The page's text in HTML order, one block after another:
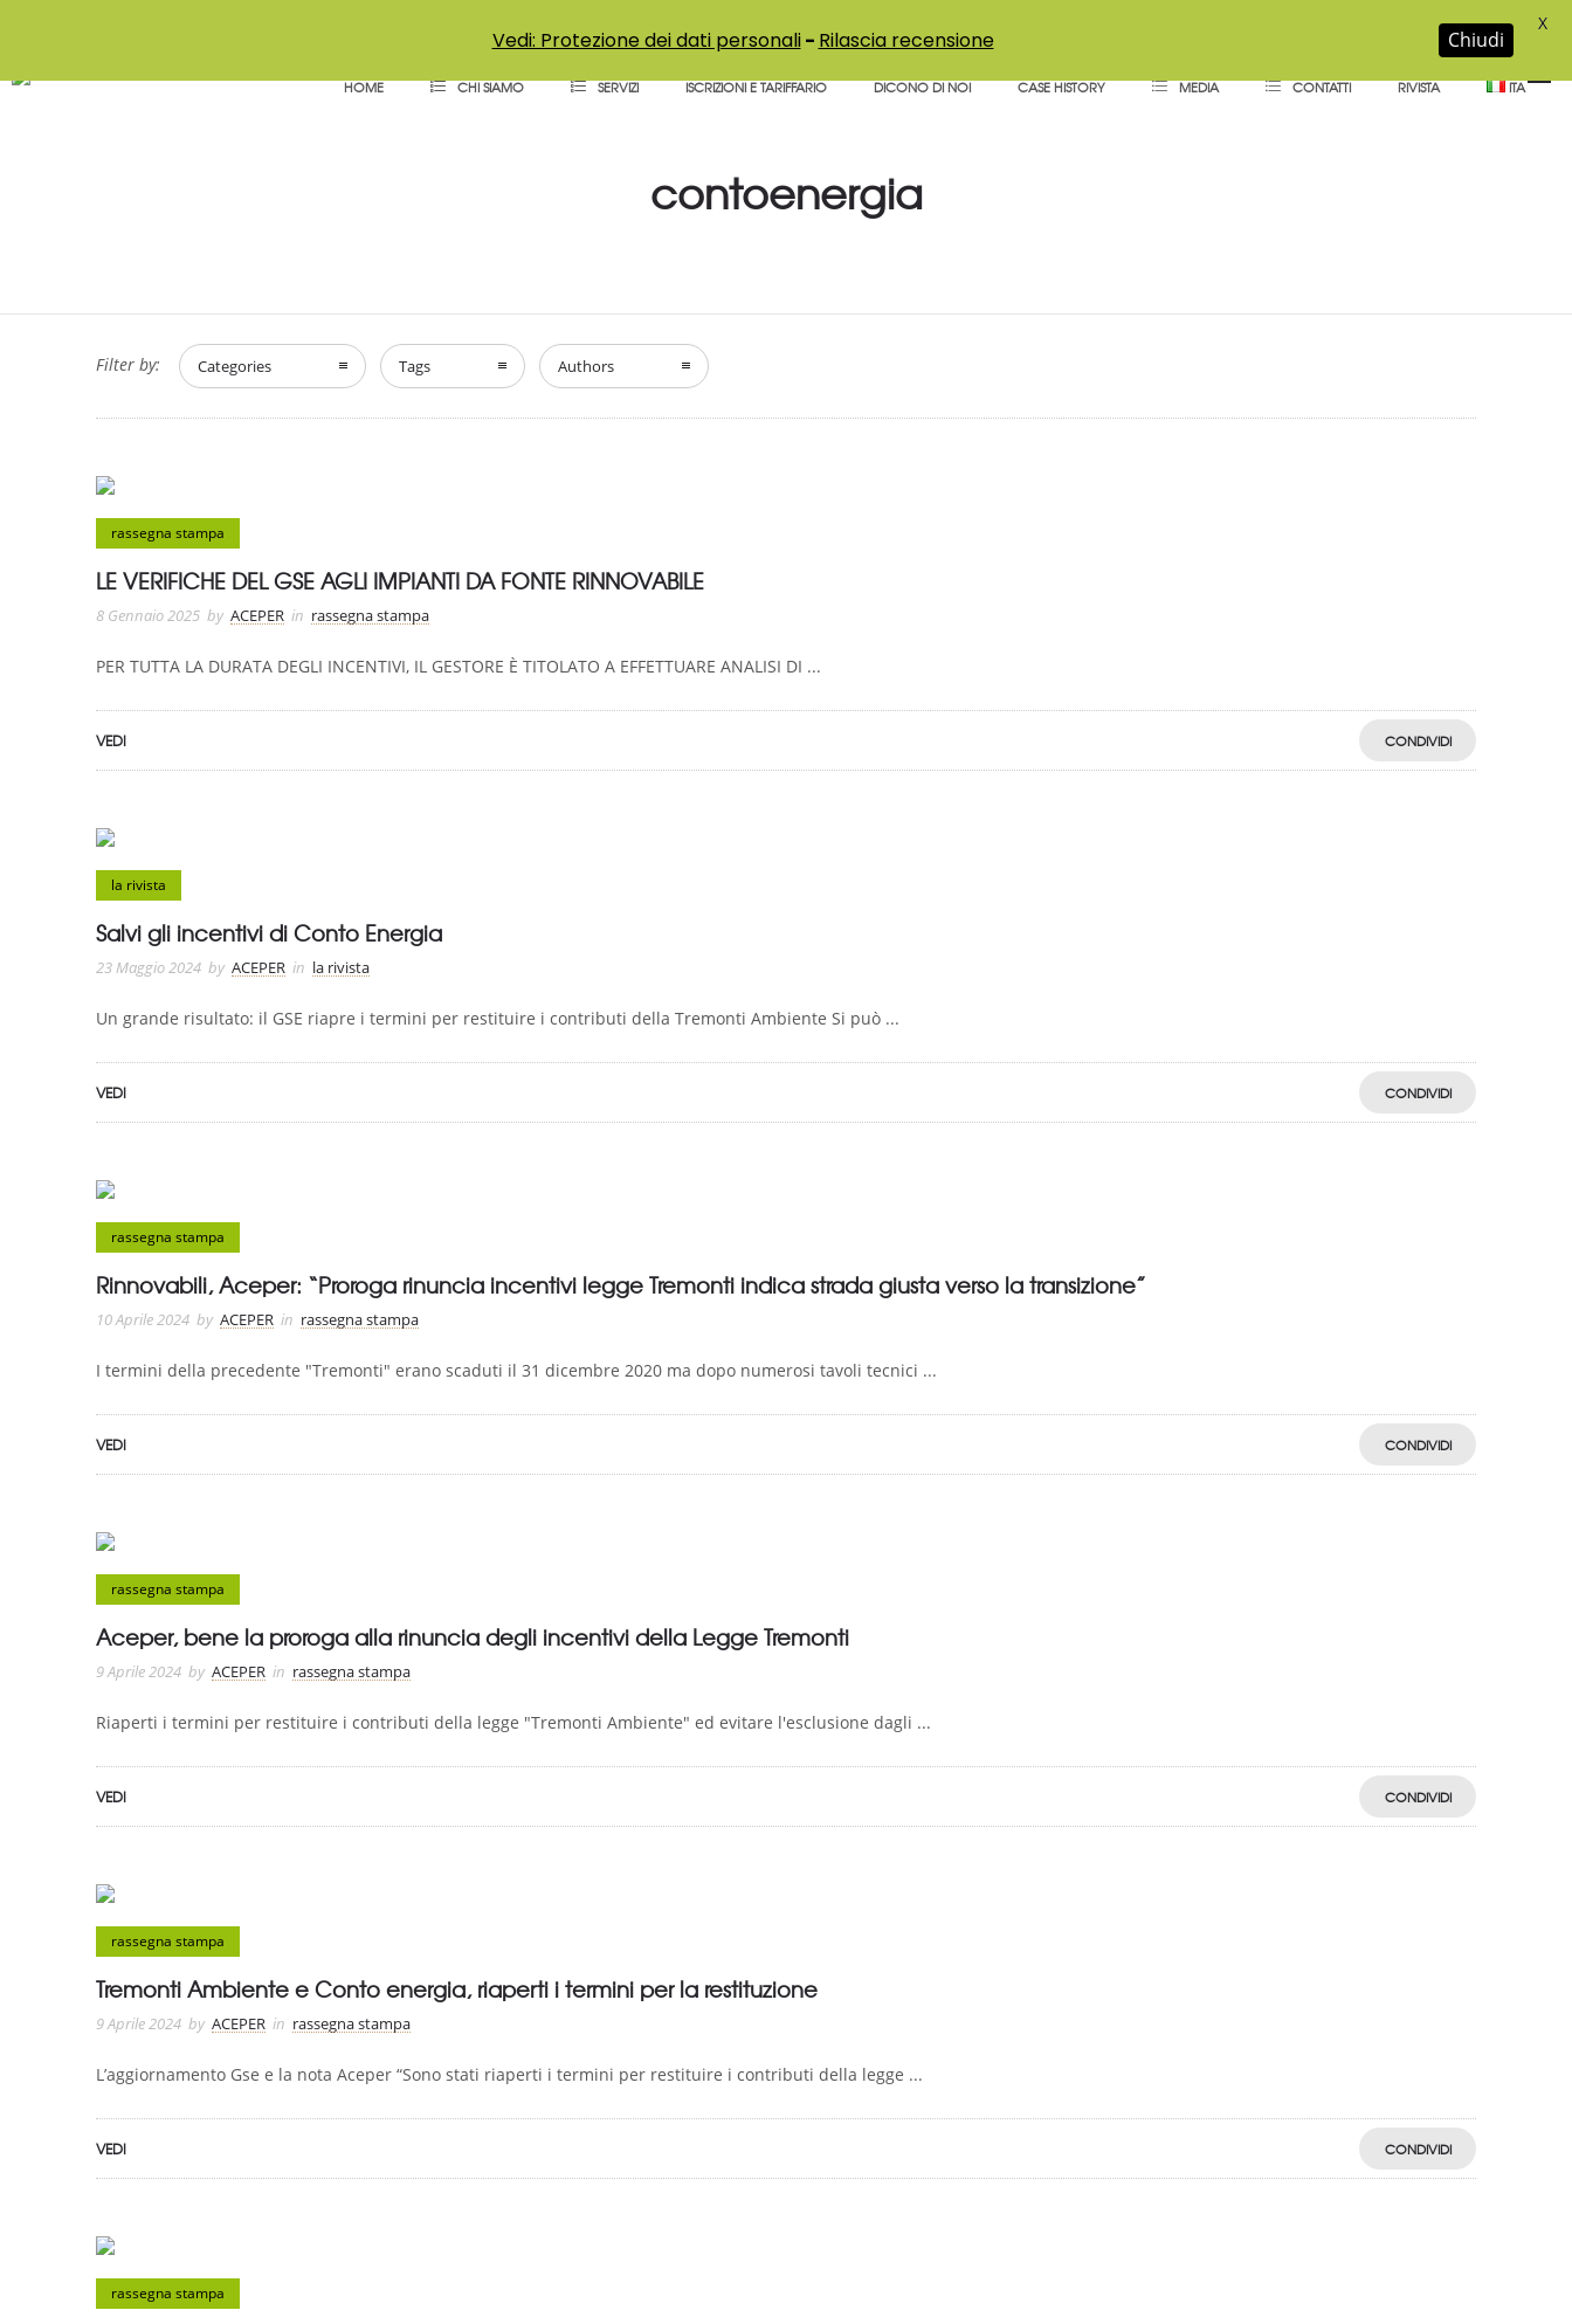
HOME CHI SIAMO SERVIZI ISCRIZIONI E TARIFFARIO DICONO DI NOI CASE HISTORY MEDIA CONTATTI RIVISTA ITA
contoenergia
Filter by: Categories Tags Authors
rassegna stampa
LE VERIFICHE DEL GSE AGLI IMPIANTI DA FONTE RINNOVABILE
8 Gennaio 2025 by ACEPER in rassegna stampa
PER TUTTA LA DURATA DEGLI INCENTIVI, IL GESTORE È TITOLATO A EFFETTUARE ANALISI DI ...
VEDI CONDIVIDI
la rivista
Salvi gli incentivi di Conto Energia
23 Maggio 2024 by ACEPER in la rivista
Un grande risultato: il GSE riapre i termini per restituire i contributi della Tremonti Ambiente Si può ...
VEDI CONDIVIDI
rassegna stampa
Rinnovabili, Aceper: “Proroga rinuncia incentivi legge Tremonti indica strada giusta verso la transizione”
10 Aprile 2024 by ACEPER in rassegna stampa
I termini della precedente "Tremonti" erano scaduti il 31 dicembre 2020 ma dopo numerosi tavoli tecnici ...
VEDI CONDIVIDI
rassegna stampa
Aceper, bene la proroga alla rinuncia degli incentivi della Legge Tremonti
9 Aprile 2024 by ACEPER in rassegna stampa
Riaperti i termini per restituire i contributi della legge "Tremonti Ambiente" ed evitare l'esclusione dagli ...
VEDI CONDIVIDI
rassegna stampa
Tremonti Ambiente e Conto energia, riaperti i termini per la restituzione
9 Aprile 2024 by ACEPER in rassegna stampa
L’aggiornamento Gse e la nota Aceper “Sono stati riaperti i termini per restituire i contributi della legge ...
VEDI CONDIVIDI
rassegna stampa
Vedi: Protezione dei dati personali- Rilascia recensione Chiudi
X